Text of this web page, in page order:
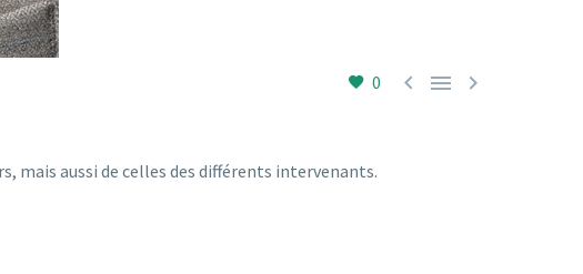
0   
mais aussi de celles des différents intervenants.